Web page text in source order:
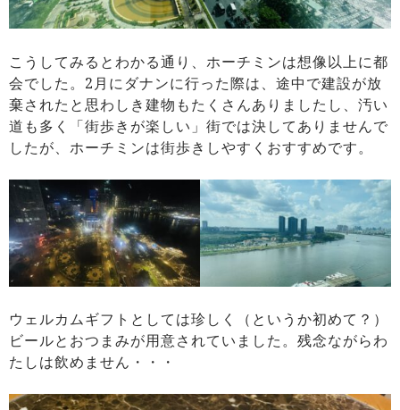
こうしてみるとわかる通り、ホーチミンは想像以上に都
会でした。2月にダナンに行った際は、途中で建設が放
棄されたと思わしき建物もたくさんありましたし、汚い
道も多く「街歩きが楽しい」街では決してありませんで
したが、ホーチミンは街歩きしやすくおすすめです。
ウェルカムギフトとしては珍しく（というか初めて？）
ビールとおつまみが用意されていました。残念ながらわ
たしは飲めません・・・